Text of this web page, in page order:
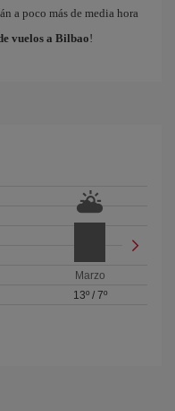
a poco más de media hora
vuelos a Bilbao!
Marzo
13º/ 7º